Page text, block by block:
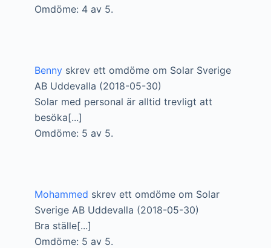
Omdöme: 4 av 5.
Bennyskrev ett omdöme om Solar Sverige
AB Uddevalla (2018-05-30)
Solar med personal är alltid trevligt att
besöka[...]
Omdöme: 5 av 5.
Mohammed skrev ett omdöme om Solar
Sverige AB Uddevalla (2018-05-30)
Bra ställe[...]
Omdöme: 5 av 5.